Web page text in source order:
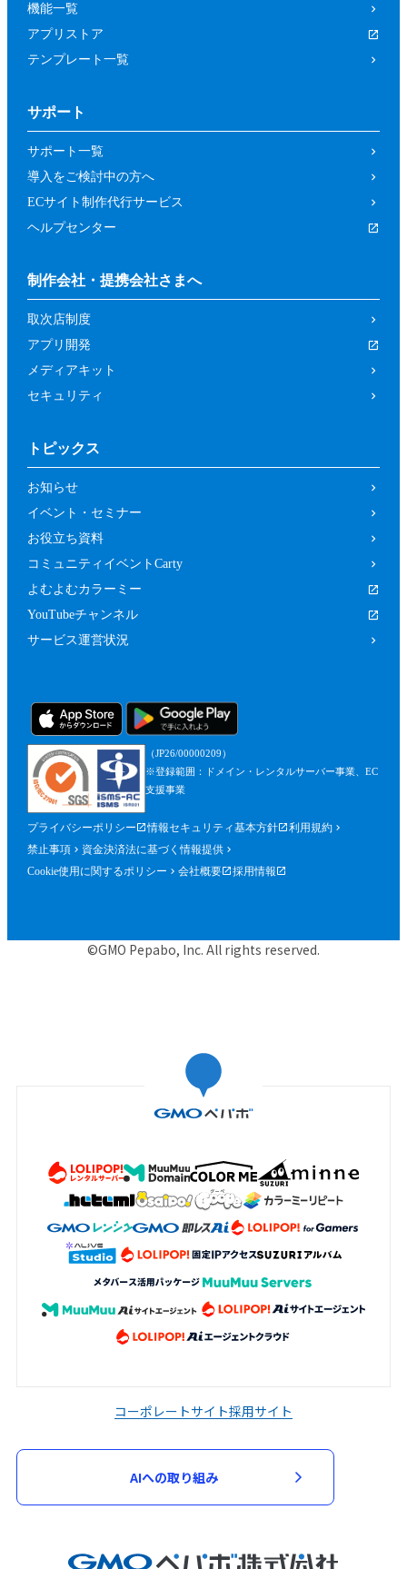
機能一覧
アプリストア
テンプレート一覧
サポート
サポート一覧
導入をご検討中の方へ
ECサイト制作代行サービス
ヘルプセンター
制作会社・提携会社さまへ
取次店制度
アプリ開発
メディアキット
セキュリティ
トピックス
お知らせ
イベント・セミナー
お役立ち資料
コミュニティイベントCarty
よむよむカラーミー
YouTubeチャンネル
サービス運営状況
（JP26/00000209）
※登録範囲：ドメイン・レンタルサーバー事業、EC
支援事業
プライバシーポリシー 情報セキュリティ基本方針
利用規約
禁止事項
資金決済法に基づく情報提供
Cookie使用に関するポリシー
会社概要 採用情報
©GMO Pepabo, Inc. All rights reserved.
コーポレートサイト採用サイト
AIへの取り組み